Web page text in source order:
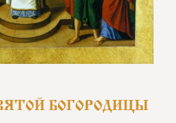
БОГОРОДИЦЫ